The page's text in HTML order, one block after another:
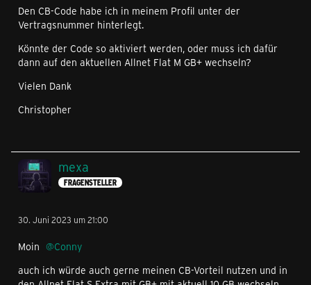
Den CB-Code habe ich in meinem Profil unter der
Vertragsnummer hinterlegt.
Könnte der Code so aktiviert werden, oder muss ich dafür
dann auf den aktuellen Allnet Flat M GB+ wechseln?
Vielen Dank
Christopher
mexa
FRAGENSTELLER
30. Juni 2023 um 21:00
Moin
Conny
auch ich würde auch gerne meinen CB-Vorteil nutzen und in